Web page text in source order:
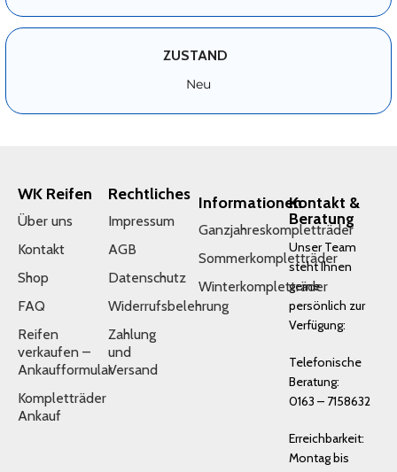
ZUSTAND
Neu
WK Reifen
Über uns
Kontakt
Shop
FAQ
Reifen
verkaufen –
Ankaufformular
Kompletträder
Ankauf
Rechtliches
Impressum
AGB
Datenschutz
Widerrufsbelehrung
Zahlung
und
Versand
Informationen
Ganzjahreskompletträder
Sommerkompletträder
Winterkompletträder
Kontakt &
Beratung
Unser Team
steht Ihnen
gerne
persönlich zur
Verfügung:
Telefonische
Beratung:
0163 – 7158632
Erreichbarkeit:
Montag bis